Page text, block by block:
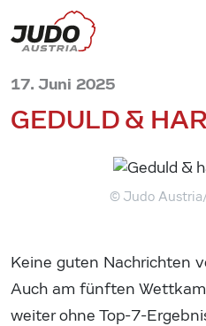
17. Juni 2025
GEDULD &
© Judo
Keine guten Nachrichten
Auch am fünften
weiter ohne Top-7-